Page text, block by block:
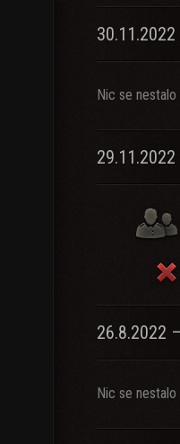
Nic se nestalo
29.11.2022
26.8.2022
Nic se nestalo